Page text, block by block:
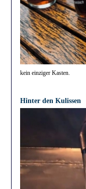
kein einziger Kasten.
Hinter den Kulissen